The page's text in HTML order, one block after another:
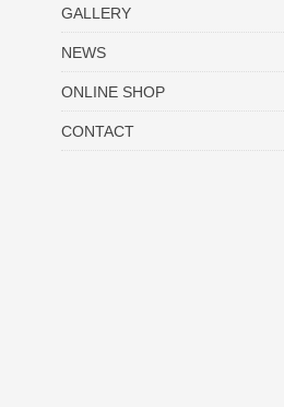
GALLERY
NEWS
ONLINE SHOP
CONTACT